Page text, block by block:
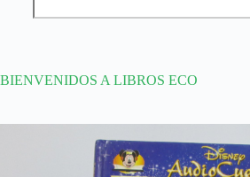
BIENVENIDOS A LIBROS ECO